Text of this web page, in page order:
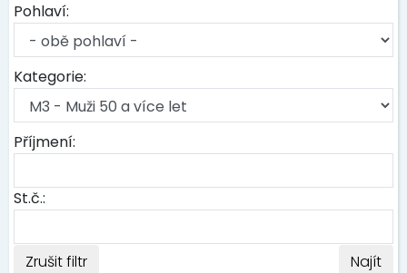
Pohlaví:
Kategorie:
Příjmení:
St.č.:
Zrušit filtr Najít